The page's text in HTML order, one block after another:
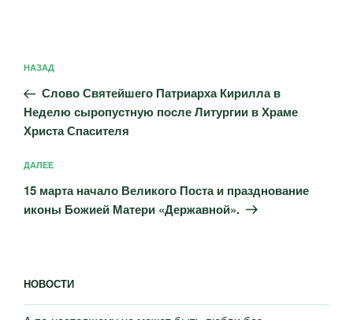
по
записям
Предыдущая
запись:
НАЗАД
Слово Святейшего Патриарха Кирилла в
Неделю сыропустную после Литургии в Храме
Христа Спасителя
Следующая
запись
ДАЛЕЕ
15 марта начало Великого Поста и празднование
иконы Божией Матери «Дер­жав­ной».
НОВОСТИ